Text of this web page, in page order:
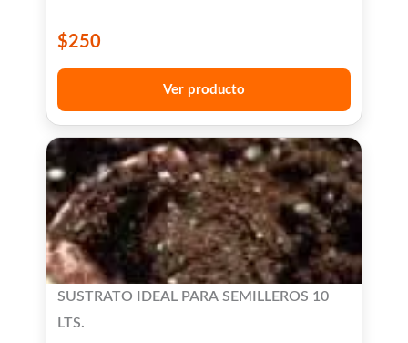
$250
Ver producto
SUSTRATO IDEAL PARA SEMILLEROS 10
LTS.